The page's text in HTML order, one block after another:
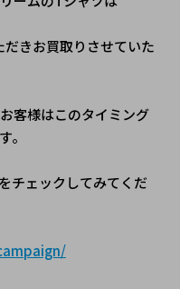
きお買取りさせていた
客様はこのタイミング
。
チェックしてみてくだ